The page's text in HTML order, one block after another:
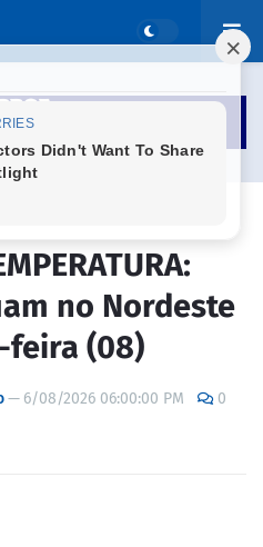
no Nordeste
feira (08)
— 6/08/2026 06:00:00 PM 0